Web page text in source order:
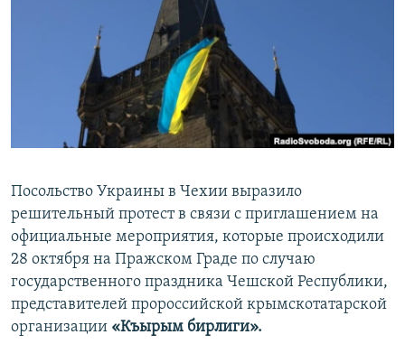
ПРОПАВШИЕ БЕЗ ВЕСТИ
ПОБЕДИТЕЛЕЙ НЕ СУДЯТ?
КРЫМ.НЕПОКОРЕННЫЙ
УКРАИНСКАЯ ПРОБЛЕМА КРЫМА
ПРИСОЕДИНЯЙТЕСЬ!
Посольство Украины в Чехии выразило
решительный протест в связи с приглашением на
официальные мероприятия, которые происходили
28 октября на Пражском Граде по случаю
государственного праздника Чешской Республики,
представителей пророссийской крымскотатарской
организации «Къырым бирлиги».